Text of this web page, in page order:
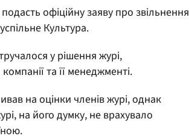
офіційну заяву про звільнення
Культура.
у рішення журі,
та її менеджменті.
на оцінки членів журі, однак
на його думку, не врахувало